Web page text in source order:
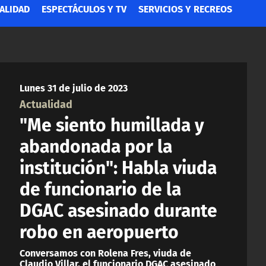
ESPECTÁCULOS Y TV SERVICIOS Y RECREOS
Lunes 31 de julio de 2023
Actualidad
"Me siento humillada y
abandonada por la
institución": Habla viuda
de funcionario de la
DGAC asesinado durante
robo en aeropuerto
Conversamos con Rolena Fres, viuda de